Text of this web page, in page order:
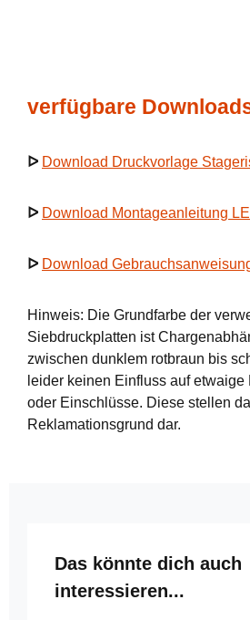
verfügbare
ᐅ Download Druckvorlage
ᐅ Download Montageanleitung
ᐅ Download
Hinweis: Die Grundfarbe der
Siebdruckplatten ist
zwischen dunklem rotbraun bis
leider keinen Einfluss auf
oder Einschlüsse. Diese stellen
Reklamationsgrund dar.
Produktgalerie überspringen
Das könnte dich auch
interessieren...